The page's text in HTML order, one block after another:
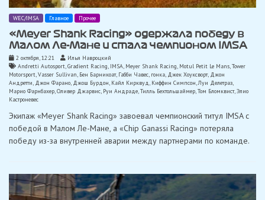
WEC/IMSA Главное Прочее
«Meyer Shank Racing» одержала победу в
Малом Ле-Мане и стала чемпионом IMSA
2 октября, 12:21
Илья Навроцкий
Andretti Autosport,Gradient Racing, IMSA, Meyer Shank Racing, Motul Petit Le Mans,Tower
Motorsport,Vasser Sullivan, Бен Барникоат, Габби Чавес, гонка, Джек Хоуксворт, Джон
Андретти, Джон Фарано, Джош Бурдон, Кайл Кирквуд, Киффин Симпсон,Луи Делетраз
Марио Фарнбахер,Оливер Джарвис, Руи Андраде,Тилль Бехтольшаймер,Том Бломквист,Элио
Кастроневес
Экипаж «Meyer Shank Racing» завоевал чемпионский титул IMSA с
победой в Малом Ле-Мане, а «Chip Ganassi Racing» потеряла
победу из-за внутренней аварии между партнерами по команде.